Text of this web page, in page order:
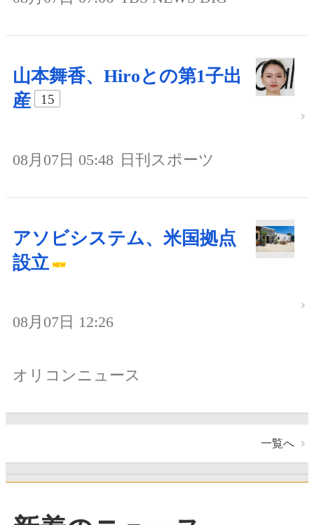
山本舞香、Hiroとの第1子出
産
15
08月07日 05:48 日刊スポーツ
アソビシステム、米国拠点
設立
08月07日 12:26
オリコンニュース
一覧へ